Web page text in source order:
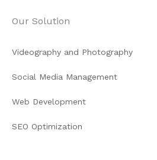
Our Solution
Videography and Photography
Social Media Management
Web Development
SEO Optimization